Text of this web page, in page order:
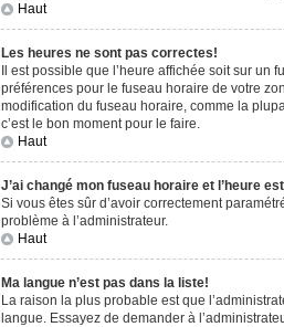
Haut
Les heures ne sont pas correctes!
Il est possible que l’heure affichée soit sur
préférences pour le fuseau horaire de votre
modification du fuseau horaire, comme la
c’est le bon moment pour le faire.
Haut
J’ai changé mon fuseau horaire et l’heure
Si vous êtes sûr d’avoir correctement
problème à l’administrateur.
Haut
Ma langue n’est pas dans la liste!
La raison la plus probable est que
langue. Essayez de demander à